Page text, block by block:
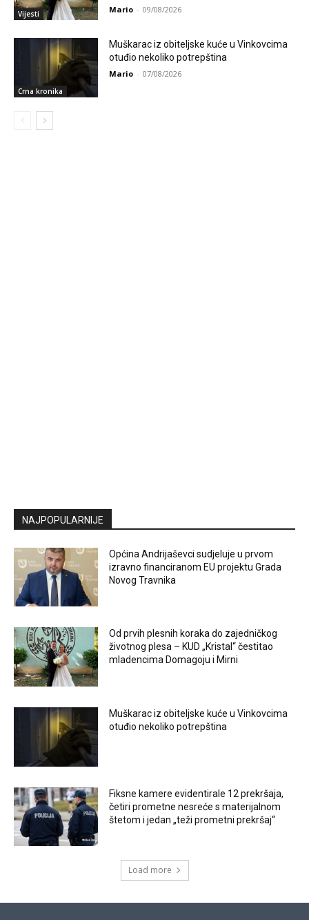
Vijesti Mario - 09/08/2026
Crna kronika
Muškarac iz obiteljske kuće u Vinkovcima
otuđio nekoliko potrepština
Mario - 07/08/2026
NAJPOPULARNIJE
Općina Andrijaševci sudjeluje u prvom
izravno financiranom EU projektu Grada
Novog Travnika
Od prvih plesnih koraka do zajedničkog
životnog plesa – KUD „Kristal“ čestitao
mladencima Domagoju i Mirni
Muškarac iz obiteljske kuće u Vinkovcima
otuđio nekoliko potrepština
Fiksne kamere evidentirale 12 prekršaja,
četiri prometne nesreće s materijalnom
štetom i jedan „teži prometni prekršaj“
Load more